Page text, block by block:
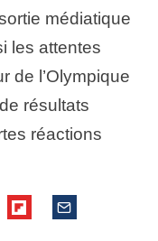
médiatique
les attentes
de l’Olympique
résultats
réactions